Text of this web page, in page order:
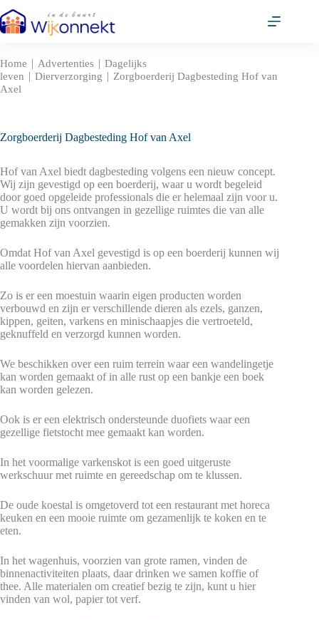
naar
de
Home | Advertenties | Dagelijks
leven | Dierverzorging | Zorgboerderij Dagbesteding Hof van
Axel
Zorgboerderij Dagbesteding Hof van Axel
Hof van Axel biedt dagbesteding volgens een nieuw concept.
Wij zijn gevestigd op een boerderij, waar u wordt begeleid
door goed opgeleide professionals die er helemaal zijn voor u.
U wordt bij ons ontvangen in gezellige ruimtes die van alle
gemakken zijn voorzien.
Omdat Hof van Axel gevestigd is op een boerderij kunnen wij
alle voordelen hiervan aanbieden.
Zo is er een moestuin waarin eigen producten worden
verbouwd en zijn er verschillende dieren als ezels, ganzen,
kippen, geiten, varkens en minischaapjes die vertroeteld,
geknuffeld en verzorgd kunnen worden.
We beschikken over een ruim terrein waar een wandelingetje
kan worden gemaakt of in alle rust op een bankje een boek
kan worden gelezen.
Ook is er een elektrisch ondersteunde duofiets waar een
gezellige fietstocht mee gemaakt kan worden.
In het voormalige varkenskot is een goed uitgeruste
werkschuur met ruimte en gereedschap om te klussen.
De oude koestal is omgetoverd tot een restaurant met horeca
keuken en een mooie ruimte om gezamenlijk te koken en te
eten.
In het wagenhuis, voorzien van grote ramen, vinden de
binnenactiviteiten plaats, daar drinken we samen koffie of
thee. Alle materialen om creatief bezig te zijn, kunt u hier
vinden van wol, papier tot verf.